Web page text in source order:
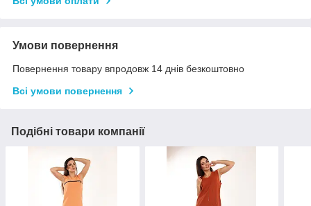
Умови повернення
Повернення товару впродовж 14 днів безкоштовно
Всі умови повернення
Подібні товари компанії